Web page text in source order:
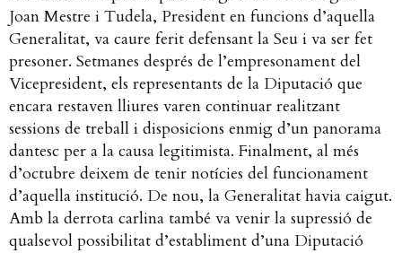
Joan Mestre i Tudela, President en funcions d’aquella
Generalitat, va caure ferit defensant la Seu i va ser fet
presoner. Setmanes després de l’empresonament del
Vicepresident, els representants de la Diputació que
encara restaven lliures varen continuar realitzant
sessions de treball i disposicions enmig d’un panorama
dantesc per a la causa legitimista. Finalment, al més
d’octubre deixem de tenir notícies del funcionament
d’aquella institució. De nou, la Generalitat havia caigut.
Amb la derrota carlina també va venir la supressió de
qualsevol possibilitat d’establiment d’una Diputació